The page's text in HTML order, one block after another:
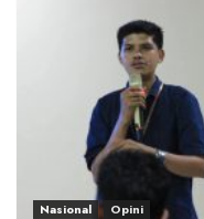
Nasional Opini